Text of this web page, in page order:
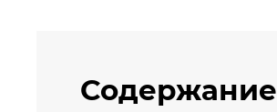
Содержание